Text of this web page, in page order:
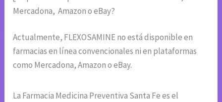
Mercadona, Amazon o eBay?
Actualmente, FLEXOSAMINE no está disponible en
farmacias en línea convencionales ni en plataformas
como Mercadona, Amazon o eBay.
La Farmacia Medicina Preventiva Santa Fe es el